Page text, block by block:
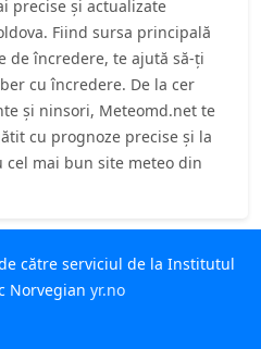
precise și actualizate
Fiind sursa principală
de încredere, te ajută să-ți
cu încredere. De la cer
și ninsori, Meteomd.net te
cu prognoze precise și la
mai bun site meteo din
către serviciul de la Institutul
Norvegian yr.no